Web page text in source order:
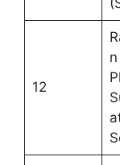
12
n